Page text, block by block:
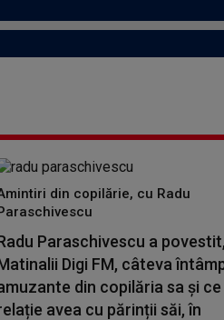
din copilărie, cu Radu
Paraschivescu a
Digi FM, câteva
din copilăria sa și ce
avea cu părinții săi, în